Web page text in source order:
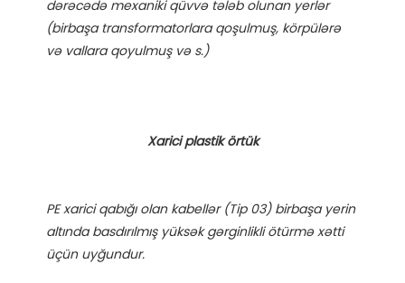
dərəcədə mexaniki qüvvə tələb olunan yerlər
(birbaşa transformatorlara qoşulmuş, körpülərə
və vallara qoyulmuş və s.)
Xarici plastik örtük
PE xarici qabığı olan kabellər (Tip 03) birbaşa yerin
altında basdırılmış yüksək gərginlikli ötürmə xətti